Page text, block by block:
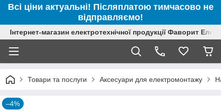
Всі ціни актуальні! Післяплатою тимчасово не
відправляємо!
Інтернет-магазин електротехнічної продукції Фаворит
Товари та послуги Аксесуари для електромонтажу
–4%